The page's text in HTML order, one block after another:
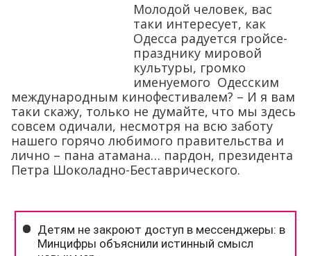
Молодой человек, вас
таки интересует, как
Одесса радуется гройсе-
празднику мировой
культуры, громко
именуемого Одесским
международным кинофестивалем? – И я вам
таки скажу, только не думайте, что мы здесь
совсем одичали, несмотря на всю заботу
нашего горячо любимого правительства и
лично – пана атамана… пардон, президента
Петра Шоколадно-Беставрического.